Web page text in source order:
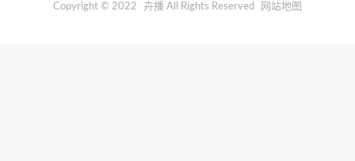
Copyright © 2022
卉播 All Rights Reserved 网站地图